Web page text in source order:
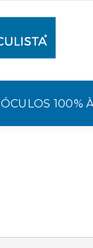
ÓCULOS 100%